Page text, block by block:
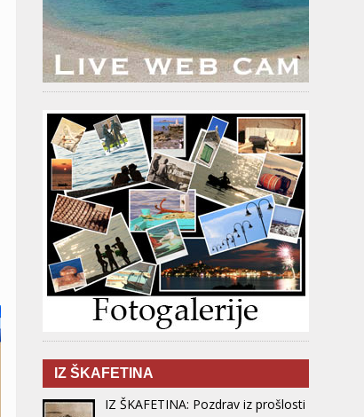
IZ ŠKAFETINA
IZ ŠKAFETINA: Pozdrav iz prošlosti